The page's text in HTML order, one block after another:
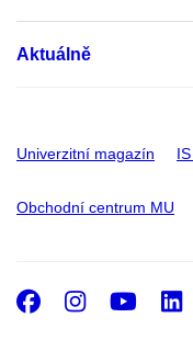
Aktuálně
Univerzitní magazín
Obchodní centrum MU
Facebook